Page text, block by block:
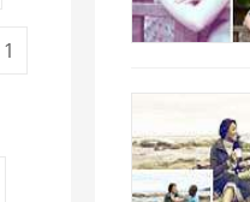
1